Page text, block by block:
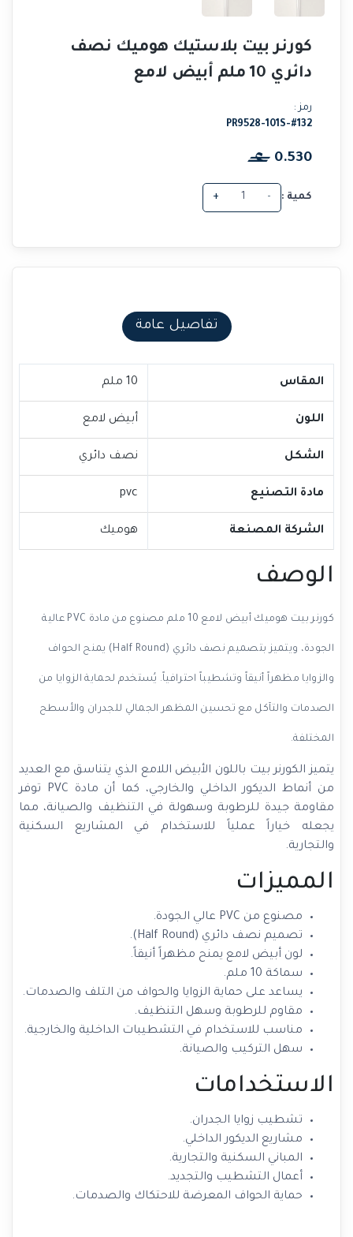
كورنر بيت بلاستيك هوميك نصف
دائري 10 ملم أبيض لامع
رمز :
PR9528-101S-#132
0.530
كمية : -
+
تفاصيل عامة
المقاس 10 ملم
اللون أبيض لامع
الشكل نصف دائري
مادة التصنيع pvc
الشركة المصنعة هوميك
الوصف
كورنر بيت هوميك أبيض لامع 10 ملم مصنوع من مادة PVC عالية
الجودة، ويتميز بتصميم نصف دائري (Half Round) يمنح الحواف
والزوايا مظهراً أنيقاً وتشطيباً احترافياً. يُستخدم لحماية الزوايا من
الصدمات والتآكل مع تحسين المظهر الجمالي للجدران والأسطح
المختلفة.
يتميز الكورنر بيت باللون الأبيض اللامع الذي يتناسق مع العديد
من أنماط الديكور الداخلي والخارجي، كما أن مادة PVC توفر
مقاومة جيدة للرطوبة وسهولة في التنظيف والصيانة، مما
يجعله خياراً عملياً للاستخدام في المشاريع السكنية
والتجارية.
المميزات
مصنوع من PVC عالي الجودة.
تصميم نصف دائري (Half Round).
لون أبيض لامع يمنح مظهراً أنيقاً.
سماكة 10 ملم.
يساعد على حماية الزوايا والحواف من التلف والصدمات.
مقاوم للرطوبة وسهل التنظيف.
مناسب للاستخدام في التشطيبات الداخلية والخارجية.
سهل التركيب والصيانة.
الاستخدامات
تشطيب زوايا الجدران.
مشاريع الديكور الداخلي.
المباني السكنية والتجارية.
أعمال التشطيب والتجديد.
حماية الحواف المعرضة للاحتكاك والصدمات.